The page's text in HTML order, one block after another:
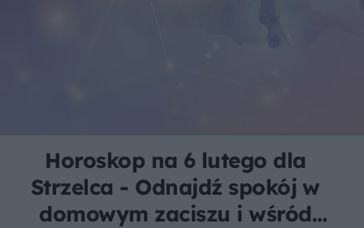
Horoskop na 6 lutego dla
Strzelca - Odnajdź spokój w
domowym zaciszu i wśród